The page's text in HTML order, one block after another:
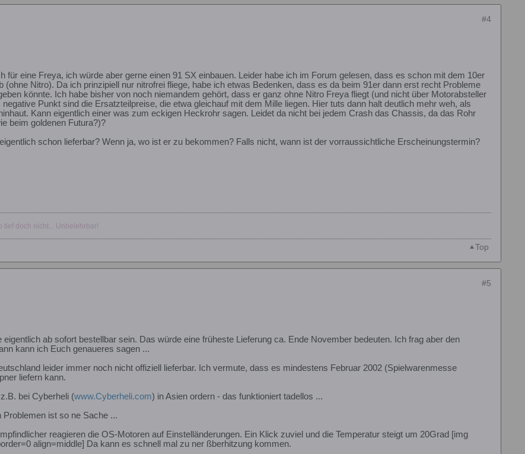
#4
für eine Freya, ich würde aber gerne einen 91 SX einbauen. Leider habe ich im Forum gelesen, dass es schon mit dem 10er
(ohne Nitro). Da ich prinzipiell nur nitrofrei fliege, habe ich etwas Bedenken, dass es da beim 91er dann erst recht Probleme
könnte. Ich habe bisher von noch niemandem gehört, dass er ganz ohne Nitro Freya fliegt (und nicht über Motorabsteller
Punkt sind die Ersatzteilpreise, die etwa gleichauf mit dem Mille liegen. Hier tuts dann halt deutlich mehr weh, als
Kann eigentlich einer was zum eckigen Heckrohr sagen. Leidet da nicht bei jedem Crash das Chassis, da das Rohr
beim goldenen Futura?)?
schon lieferbar? Wenn ja, wo ist er zu bekommen? Falls nicht, wann ist der vorraussichtliche Erscheinungstermin?
tief doch nicht... Unbelehrbar!
Top
#5
ab sofort bestellbar sein. Das würde eine früheste Lieferung ca. Ende November bedeuten. Ich frag aber den
kann ich Euch genaueres sagen ...
leider immer noch nicht offiziell lieferbar. Ich vermute, dass es mindestens Februar 2002 (Spielwarenmesse
liefern kann.
bei Cyberheli (www.Cyberheli.com) in Asien ordern - das funktioniert tadellos ...
ist so ne Sache ...
reagieren die OS-Motoren auf Einstelländerungen. Ein Klick zuviel und die Temperatur steigt um 20Grad [img
align=middle] Da kann es schnell mal zu ner ßberhitzung kommen.